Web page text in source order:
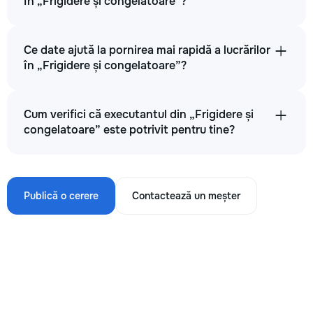
Ce date ajută la pornirea mai rapidă a lucrărilor
în „Frigidere și congelatoare”?
Cum verifici că executantul din „Frigidere și
congelatoare” este potrivit pentru tine?
Publică o cerere Contactează un meșter